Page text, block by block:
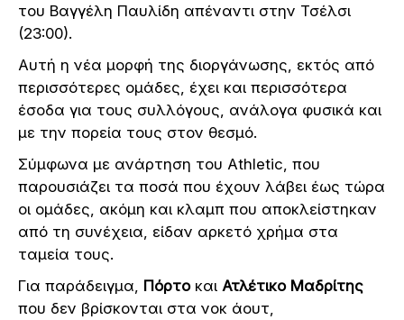
του Βαγγέλη Παυλίδη απέναντι στην Τσέλσι
(23:00).
Αυτή η νέα μορφή της διοργάνωσης, εκτός από
περισσότερες ομάδες, έχει και περισσότερα
έσοδα για τους συλλόγους, ανάλογα φυσικά και
με την πορεία τους στον θεσμό.
Σύμφωνα με ανάρτηση του Athletic, που
παρουσιάζει τα ποσά που έχουν λάβει έως τώρα
οι ομάδες, ακόμη και κλαμπ που αποκλείστηκαν
από τη συνέχεια, είδαν αρκετό χρήμα στα
ταμεία τους.
Για παράδειγμα, Πόρτο και Ατλέτικο Μαδρίτης
που δεν βρίσκονται στα νοκ άουτ,